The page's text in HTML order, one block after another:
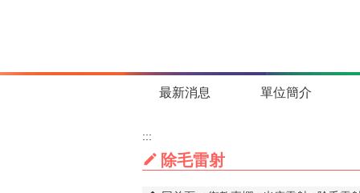
最新消息 單位簡介
:::
除毛雷射